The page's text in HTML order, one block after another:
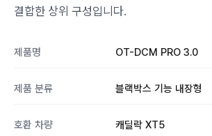
결합한 상위 구성입니다.
제품명 OT-DCM PRO 3.0
제품 분류 블랙박스 기능 내장형
호환 차량 캐딜락 XT5